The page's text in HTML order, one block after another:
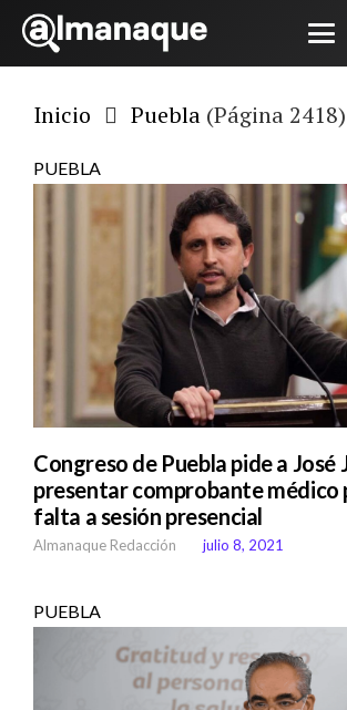
Inicio Puebla (Página 2418)
PUEBLA
Congreso de Puebla pide a José
presentar comprobante médico
falta a sesión presencial
Almanaque Redacción julio 8, 2021
PUEBLA